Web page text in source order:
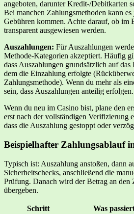
angeboten, darunter Kredit-/Debitkarten
Bei manchen Zahlungsmethoden kann
Gebühren kommen. Achte darauf, ob im
transparent ausgewiesen werden.
Auszahlungen: Für Auszahlungen
Methode-Kategorien akzeptiert. Häufig
dass Auszahlungen grundsätzlich auf
dem die Einzahlung erfolgte
Zahlungsmethode). Wenn du mehr als
sein, dass Auszahlungen anteilig erfolgen.
Wenn du neu im Casino bist, plane den
erst nach der vollständigen Verifizierung
dass die Auszahlung gestoppt oder
Beispielhafter Zahlungsablauf
Typisch ist: Auszahlung anstoßen, dann
Sicherheitschecks, anschließend die
Prüfung. Danach wird der Betrag an den
übergeben.
Schritt Was